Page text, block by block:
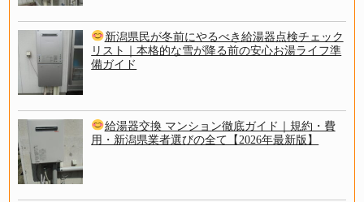
新潟県民が冬前にやるべき給湯器点検チェック
リスト｜本格的な雪が降る前の安心お湯ライフ準
備ガイド
給湯器交換 マンション徹底ガイド｜規約・費
用・新潟県業者選びの全て【2026年最新版】